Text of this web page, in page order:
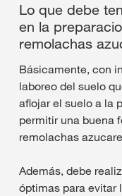
Lo que debe
en la
remolachas
Básicamente, con
laboreo del suelo
aflojar el suelo a la
permitir una buena
remolachas
Además, debe
óptimas para evitar